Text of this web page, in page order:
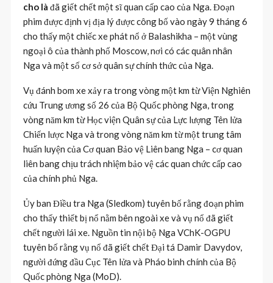
cho là đã giết chết một sĩ quan cấp cao của Nga. Đoạn
phim được định vị địa lý được công bố vào ngày 9 tháng 6
cho thấy một chiếc xe phát nổ ở Balashikha – một vùng
ngoại ô của thành phố Moscow, nơi có các quân nhân
Nga và một số cơ sở quân sự chính thức của Nga.
Vụ đánh bom xe xảy ra trong vòng một km từ Viện Nghiên
cứu Trung ương số 26 của Bộ Quốc phòng Nga, trong
vòng năm km từ Học viện Quân sự của Lực lượng Tên lửa
Chiến lược Nga và trong vòng năm km từ một trung tâm
huấn luyện của Cơ quan Bảo vệ Liên bang Nga – cơ quan
liên bang chịu trách nhiệm bảo vệ các quan chức cấp cao
của chính phủ Nga.
Ủy ban Điều tra Nga (Sledkom) tuyên bố rằng đoạn phim
cho thấy thiết bị nổ nằm bên ngoài xe và vụ nổ đã giết
chết người lái xe. Nguồn tin nội bộ Nga VChK-OGPU
tuyên bố rằng vụ nổ đã giết chết Đại tá Damir Davydov,
người đứng đầu Cục Tên lửa và Pháo binh chính của Bộ
Quốc phòng Nga (MoD).